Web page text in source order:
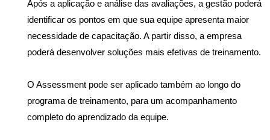
Após a aplicação e análise das avaliações, a gestão poderá
identificar os pontos em que sua equipe apresenta maior
necessidade de capacitação. A partir disso, a empresa
poderá desenvolver soluções mais efetivas de treinamento.
O Assessment pode ser aplicado também ao longo do
programa de treinamento, para um acompanhamento
completo do aprendizado da equipe.